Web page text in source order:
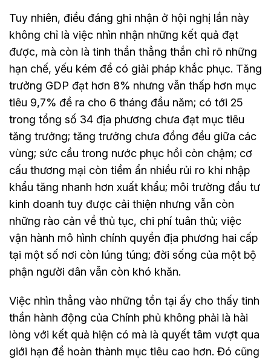
Tuy nhiên, điều đáng ghi nhận ở hội nghị lần này
không chỉ là việc nhìn nhận những kết quả đạt
được, mà còn là tinh thần thẳng thắn chỉ rõ những
hạn chế, yếu kém để có giải pháp khắc phục. Tăng
trưởng GDP đạt hơn 8% nhưng vẫn thấp hơn mục
tiêu 9,7% đề ra cho 6 tháng đầu năm; có tới 25
trong tổng số 34 địa phương chưa đạt mục tiêu
tăng trưởng; tăng trưởng chưa đồng đều giữa các
vùng; sức cầu trong nước phục hồi còn chậm; cơ
cấu thương mại còn tiềm ẩn nhiều rủi ro khi nhập
khẩu tăng nhanh hơn xuất khẩu; môi trường đầu tư
kinh doanh tuy được cải thiện nhưng vẫn còn
những rào cản về thủ tục, chi phí tuân thủ; việc
vận hành mô hình chính quyền địa phương hai cấp
tại một số nơi còn lúng túng; đời sống của một bộ
phận người dân vẫn còn khó khăn.
Việc nhìn thẳng vào những tồn tại ấy cho thấy tinh
thần hành động của Chính phủ không phải là hài
lòng với kết quả hiện có mà là quyết tâm vượt qua
giới hạn để hoàn thành mục tiêu cao hơn. Đó cũng